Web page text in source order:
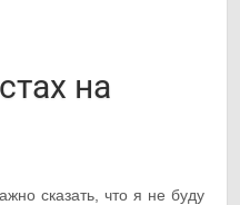
на
сказать, что я не буду